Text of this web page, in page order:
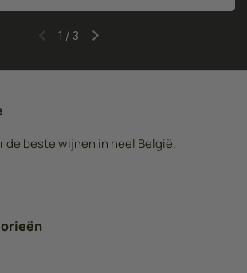
1 / 3
de beste wijnen in heel België.